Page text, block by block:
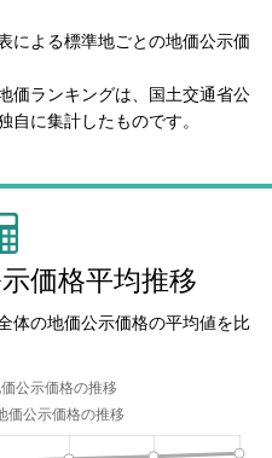
による標準地ごとの地価公示価
価ランキングは、国土交通省公
自に集計したものです。
価格平均推移
体の地価公示価格の平均値を比